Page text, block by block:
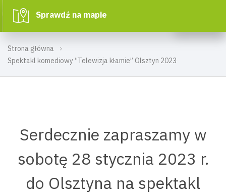
Strona główna
Spektakl komediowy “Telewizja kłamie” Olsztyn 2023
Sprawdź na mapie
Serdecznie zapraszamy w
sobotę 28 stycznia 2023 r.
do Olsztyna na spektakl